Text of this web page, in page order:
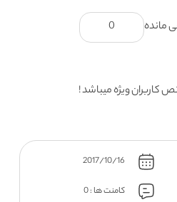
مانده 0
کاربران ویژه میباشد !
کامنت ها : 0